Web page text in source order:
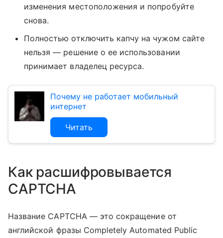
изменения местоположения и попробуйте
снова.
Полностью отключить капчу на чужом сайте
нельзя — решение о ее использовании
принимает владелец ресурса.
Почему не работает мобильный
интернет
Читать
Как расшифровывается
CAPTCHA
Название CAPTCHA — это сокращение от
английской фразы Completely Automated Public